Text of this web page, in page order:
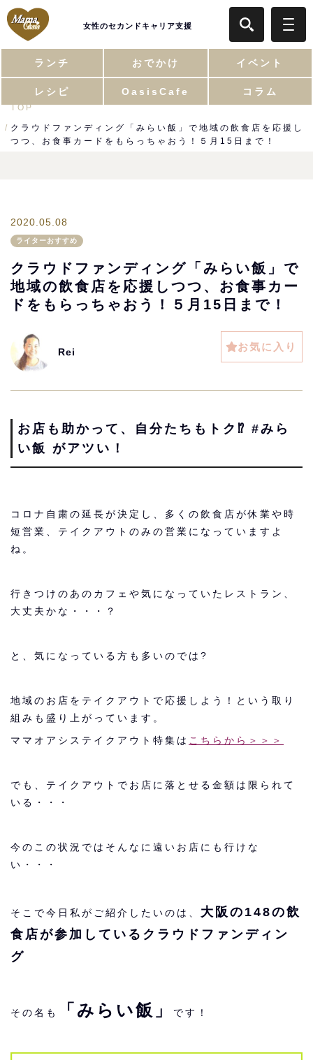
女性のセカンドキャリア支援
ランチ おでかけ イベント
レシピ OasisCafe コラム
TOP
クラウドファンディング「みらい飯」で地域の飲食店を応援し
つつ、お食事カードをもらっちゃおう！５月15日まで！
2020.05.08
ライターおすすめ
クラウドファンディング「みらい飯」で
地域の飲食店を応援しつつ、お食事カー
ドをもらっちゃおう！５月15日まで！
Rei お気に入り
お店も助かって、自分たちもトク⁉︎ #みら
い飯 がアツい！
コロナ自粛の延長が決定し、多くの飲食店が休業や時
短営業、テイクアウトのみの営業になっていますよ
ね。
行きつけのあのカフェや気になっていたレストラン、
大丈夫かな・・・？
と、気になっている方も多いのでは?
地域のお店をテイクアウトで応援しよう！という取り
組みも盛り上がっています。
ママオアシステイクアウト特集は こちらから＞＞＞
でも、テイクアウトでお店に落とせる金額は限られて
いる・・・
今のこの状況ではそんなに遠いお店にも行けな
い・・・
そこで今日私がご紹介したいのは、 大阪の148の飲
食店が参加しているクラウドファンディン
グ
その名も 「みらい飯」 です！